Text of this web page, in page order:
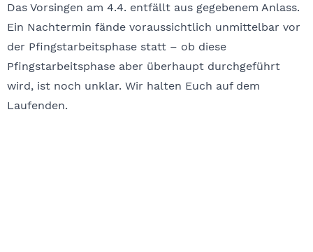
Das Vorsingen am 4.4. entfällt aus gegebenem Anlass.
Ein Nachtermin fände voraussichtlich unmittelbar vor
der Pfingstarbeitsphase statt – ob diese
Pfingstarbeitsphase aber überhaupt durchgeführt
wird, ist noch unklar. Wir halten Euch auf dem
Laufenden.